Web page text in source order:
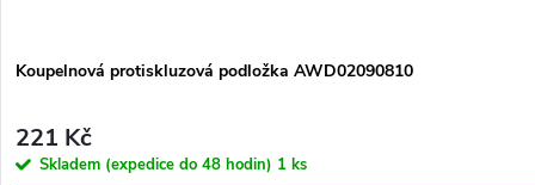
Koupelnová protiskluzová podložka AWD02090810
221 Kč
Skladem (expedice do 48 hodin) 1 ks